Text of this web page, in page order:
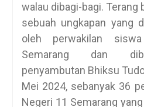
walau dibagi-bagi. Terang
sebuah ungkapan yang
oleh perwakilan
Semarang dan
penyambutan Bhiksu
Mei 2024, sebanyak 36
Negeri 11 Semarang